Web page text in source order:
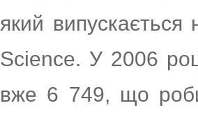
який
Science. У 2006
вже 6 749, що